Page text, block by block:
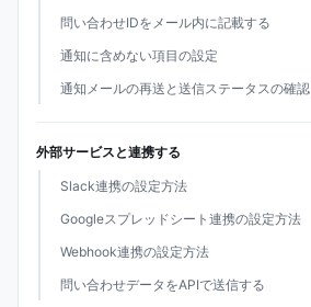
問い合わせIDをメール内に記載する
通知に含めない項目の設定
通知メールの再送と送信ステータスの確認
外部サービスと連携する
Slack連携の設定方法
Googleスプレッドシート連携の設定方法
Webhook連携の設定方法
問い合わせデータをAPIで送信する